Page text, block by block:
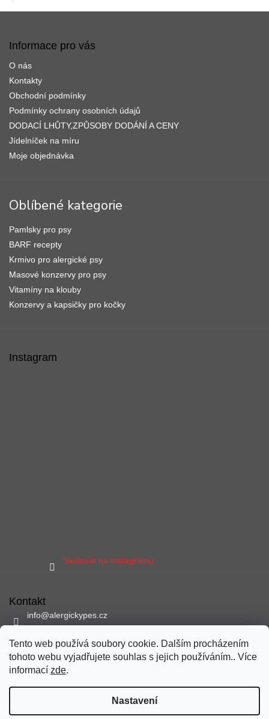
Tento web používá soubory cookie. Dalším procházením
tohoto webu vyjadřujete souhlas s jejich používáním.. Více
informací zde.
Nastavení
v
Informace pro vás
O nás
Kontakty
Obchodní podmínky
Podmínky ochrany osobních údajů
DODACÍ LHŮTY,ZPŮSOBY DODÁNÍ A CENY
Jídelníček na míru
Moje objednávka
Oblíbené kategorie
Pamlsky pro psy
BARF recepty
Krmivo pro alergické psy
Masové konzervy pro psy
Vitamíny na klouby
Konzervy a kapsičky pro kočky
Instagram
Sledovat na Instagramu
Kontakt
info@alergickypes.cz
Sledujte nás na facebooku
alergickypes